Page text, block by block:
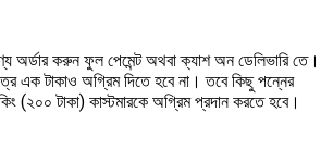
অর্ডার করুন ফুল পেমেন্ট অথবা ক্যাশ অন ডেলিভারি তে।
এক টাকাও অগ্রিম দিতে হবে না। তবে কিছু পন্নের
(২০০ টাকা) কাস্টমারকে অগ্রিম প্রদান করতে হবে।